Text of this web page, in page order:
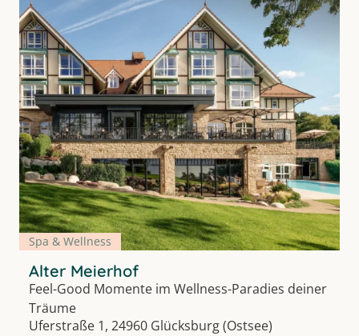
Spa & Wellness
Alter Meierhof
Feel-Good Momente im Wellness-Paradies deiner
Träume
Uferstraße 1, 24960 Glücksburg (Ostsee)